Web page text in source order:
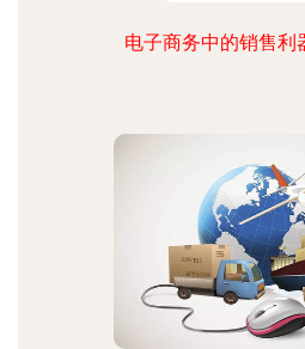
电子商务中的销售利